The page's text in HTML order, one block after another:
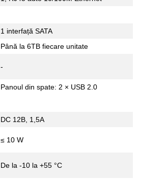
1 interfață SATA
Până la 6TB fiecare unitate
-
Panoul din spate: 2 × USB 2.0
DC 12В, 1,5А
≤ 10 W
De la -10 la +55 °C